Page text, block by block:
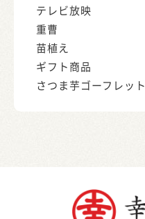
テレビ放映
重曹
苗植え
ギフト商品
さつま芋ゴーフレット